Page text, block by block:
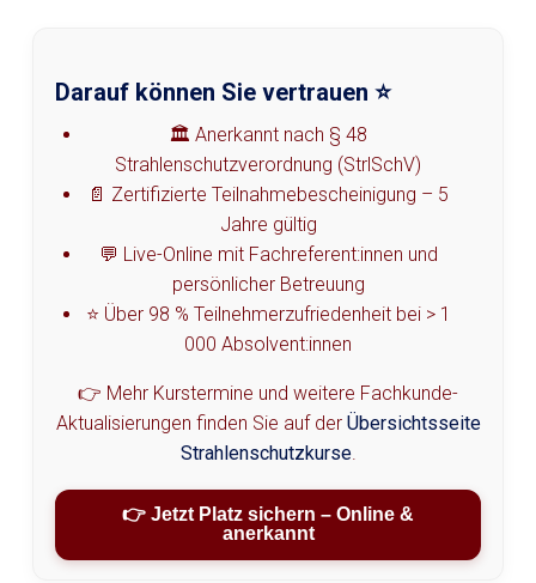
Darauf können Sie vertrauen ⭐
🏛️ Anerkannt nach § 48
Strahlenschutzverordnung (StrlSchV)
📄 Zertifizierte Teilnahmebescheinigung – 5
Jahre gültig
💬 Live-Online mit Fachreferent:innen und
persönlicher Betreuung
⭐ Über 98 % Teilnehmerzufriedenheit bei > 1
000 Absolvent:innen
👉 Mehr Kurstermine und weitere Fachkunde-
Aktualisierungen finden Sie auf der Übersichtsseite
Strahlenschutzkurse.
👉 Jetzt Platz sichern – Online &
anerkannt